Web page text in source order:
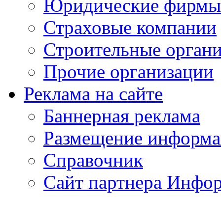
Юридические фирмы
Страховые компании
Строительные
Прочие организации
Реклама на сайте
Баннерная реклама
Размещение
Справочник
Сайт партнера